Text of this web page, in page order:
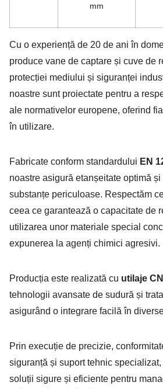
mm
Cu o experiență de 20 de ani în domeniu, Vidas Met
produce vane de captare și cuve de
protecției mediului și siguranței
noastre sunt proiectate pentru a
ale normativelor europene, oferind
în utilizare.
Fabricate conform standardului EN
noastre asigură etanșeitate optimă
substanțe periculoase. Respectăm
ceea ce garantează o capacitate de
utilizarea unor materiale special
expunerea la agenți chimici agresivi.
Producția este realizată cu utilaje
tehnologii avansate de sudură și
asigurând o integrare facilă în
Prin execuție de precizie, conformitate cu normele de
siguranță și suport tehnic
soluții sigure și eficiente pentru